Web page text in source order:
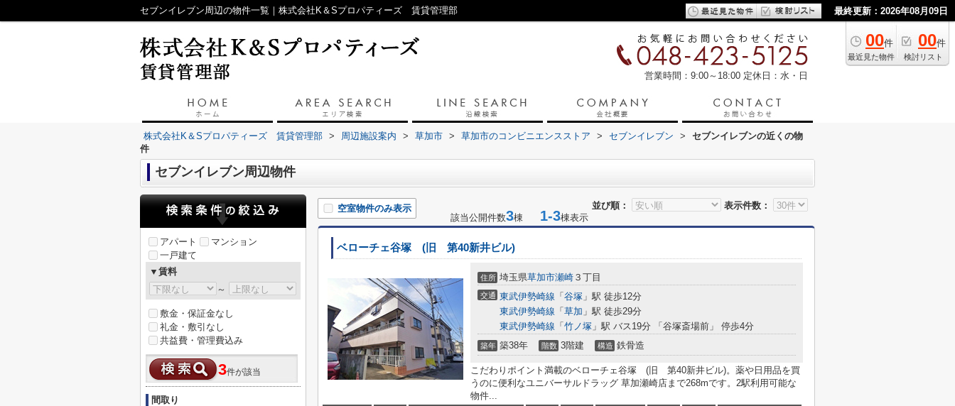
セブンイレブン周辺の物件一覧｜株式会社K＆Sプロパティーズ 賃貸管理部 最終更新：2026年08月09日
00件
最近見た物件
00件
検討リスト
営業時間：9:00～18:00 定休日：水・日
株式会社K＆Sプロパティーズ 賃貸管理部 > 周辺施設案内 > 草加市 > 草加市のコンビニエンスストア > セブンイレブン >
セブンイレブンの近くの物
件
セブンイレブン周辺物件
並び順： 表示件数：
空室物件のみ表示
該当公開件数3棟 1-3棟表示
ベローチェ谷塚 (旧 第40新井ビル)
住所 埼玉県草加市瀬崎 ３丁目
交通 東武伊勢崎線 「 谷塚 」駅 徒歩12分
東武伊勢崎線 「 草加 」駅 徒歩29分
東武伊勢崎線 「 竹ノ塚 」駅 バス19分 「谷塚斎場前」 停歩4分
築年 築38年 階数 3階建 構造 鉄骨造
こだわりポイント満載のベローチェ谷塚 (旧 第40新井ビル)。薬や日用品を買
うのに便利なユニバーサルドラッグ 草加瀬崎店まで268mです。2駅利用可能な
物件...
アパート
マンション
一戸建て
▼賃料
～
敷金・保証金なし
礼金・敷引なし
共益費・管理費込み
3件が該当
間取り